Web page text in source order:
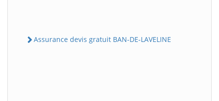
Assurance devis gratuit BAN-DE-LAVELINE